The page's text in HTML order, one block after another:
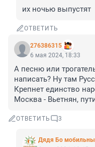
их ночью выпустят
ОТВЕТИТЬ
276386315
6 мая 2024, 18:33
А песню или
написать? Ну там
Крепнет единство
Москва - Вьетнян,
ОТВЕТИТЬ 3
Дядя Бо